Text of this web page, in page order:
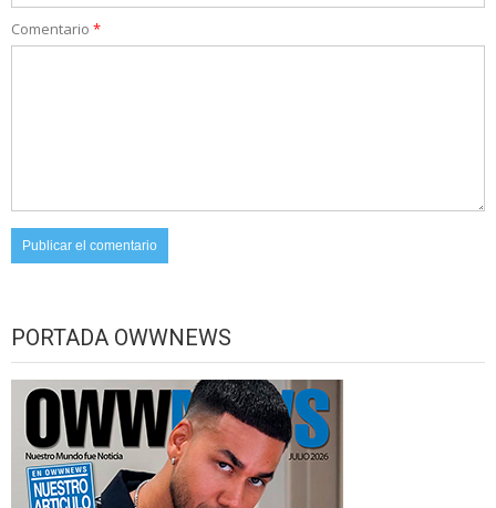
Comentario *
PORTADA OWWNEWS